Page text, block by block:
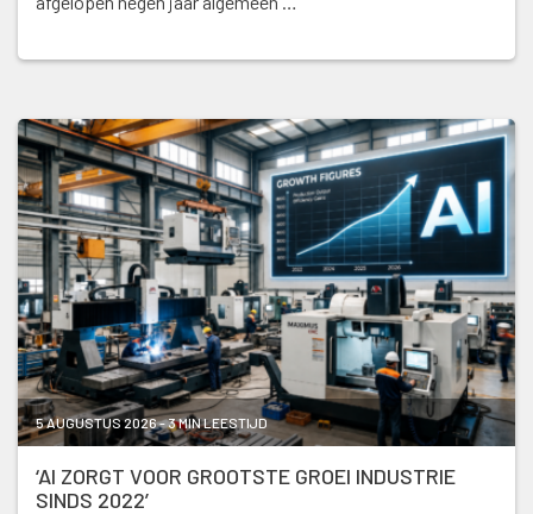
5 AUGUSTUS 2026 - 3 MIN LEESTIJD
‘AI ZORGT VOOR GROOTSTE GROEI INDUSTRIE
SINDS 2022’